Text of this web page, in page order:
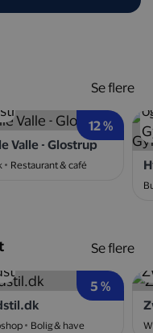
12 %
Valle - Glostrup
Restaurant & café
Se flere
5 %
Bolig & have
Se flere